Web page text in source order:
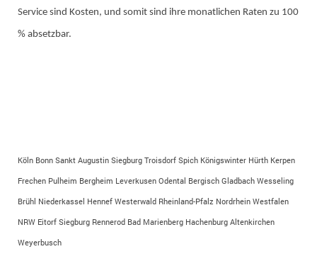
Service sind Kosten, und somit sind ihre monatlichen Raten zu 100
% absetzbar.
Köln Bonn Sankt Augustin Siegburg Troisdorf Spich Königswinter Hürth Kerpen
Frechen Pulheim Bergheim Leverkusen Odental Bergisch Gladbach Wesseling
Brühl Niederkassel Hennef Westerwald Rheinland-Pfalz Nordrhein Westfalen
NRW Eitorf Siegburg Rennerod Bad Marienberg Hachenburg Altenkirchen
Weyerbusch